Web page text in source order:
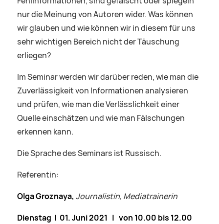
nur die Meinung von Autoren wider. Was können
wir glauben und wie können wir in diesem für uns
sehr wichtigen Bereich nicht der Täuschung
erliegen?
Im Seminar werden wir darüber reden, wie man die
Zuverlässigkeit von Informationen analysieren
und prüfen, wie man die Verlässlichkeit einer
Quelle einschätzen und wie man Fälschungen
erkennen kann.
Die Sprache des Seminars ist Russisch.
Referentin:
Olga Groznaya, Journalistin, Mediatrainerin
Dienstag | 01. Juni 2021 | von 10.00 bis 12.00